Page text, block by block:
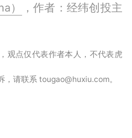
）
，作者：经纬创投主
观点仅代表作者本人，不代表虎
请联系 tougao@huxiu.com。